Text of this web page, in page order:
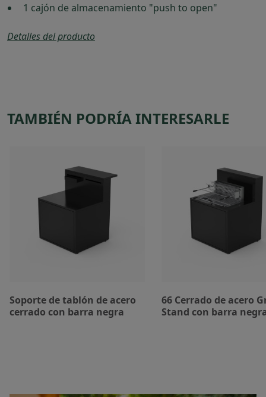
1 cajón de almacenamiento "push to open"
Detalles del producto
TAMBIÉN PODRÍA INTERESARLE
Soporte de tablón de acero
cerrado con barra negra
66 Cerrado de acero
Stand con barra